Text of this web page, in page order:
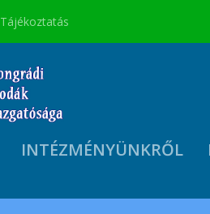
Tájékoztatás
INTÉZMÉNYÜNKRŐL